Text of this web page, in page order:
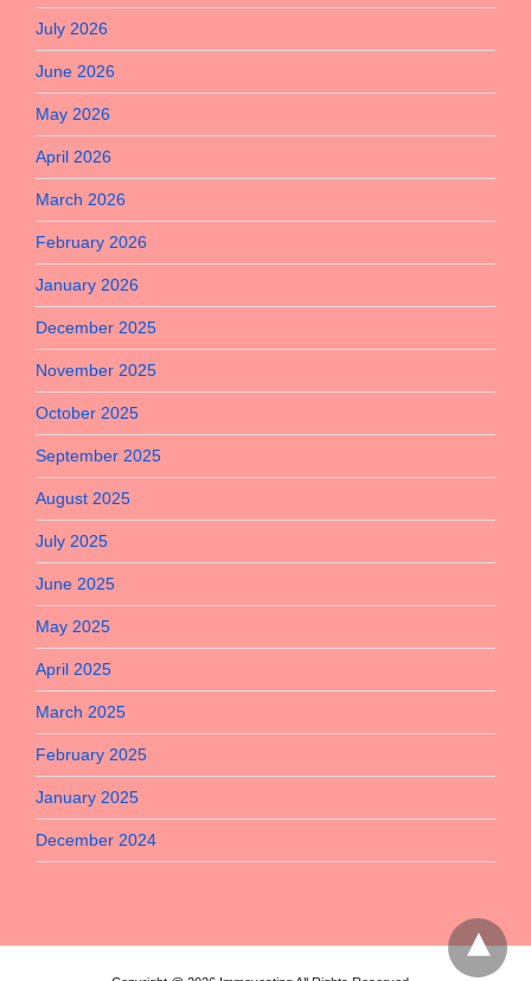
July 2026
June 2026
May 2026
April 2026
March 2026
February 2026
January 2026
December 2025
November 2025
October 2025
September 2025
August 2025
July 2025
June 2025
May 2025
April 2025
March 2025
February 2025
January 2025
December 2024